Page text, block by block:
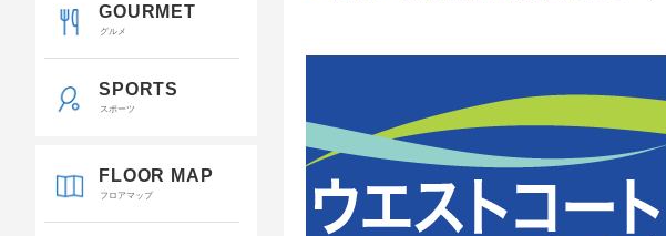
GOURMET
グルメ
SPORTS
スポーツ
FLOOR MAP
フロアマップ